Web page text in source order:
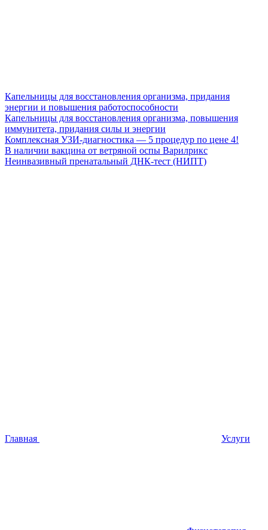
Капельницы для восстановления организма, придания
энергии и повышения работоспособности
Капельницы для восстановления организма, повышения
иммунитета, придания силы и энергии
Комплексная УЗИ-диагностика — 5 процедур по цене 4!
В наличии вакцина от ветряной оспы Варилрикс
Неинвазивный пренатальный ДНК-тест (НИПТ)
Главная Услуги